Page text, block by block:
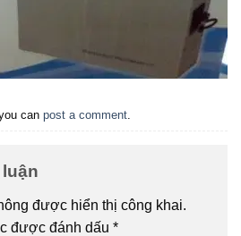
can post a comment
được hiển thị công khai.
được đánh dấu *